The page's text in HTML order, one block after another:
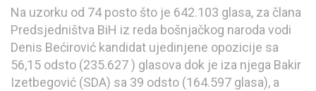
Na uzorku od 74 posto što je 642.103 glasa, za člana
Predsjedništva BiH iz reda bošnjačkog naroda vodi
Denis Bećirović kandidat ujedinjene opozicije sa
56,15 odsto (235.627 ) glasova dok je iza njega Bakir
Izetbegović (SDA) sa 39 odsto (164.597 glasa), a